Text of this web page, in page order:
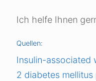
Ich helfe Ihnen
Quellen:
Insulin-associated
2 diabetes